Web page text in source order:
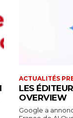
ACTUALITÉS
LES
OVERVIEW
Google a